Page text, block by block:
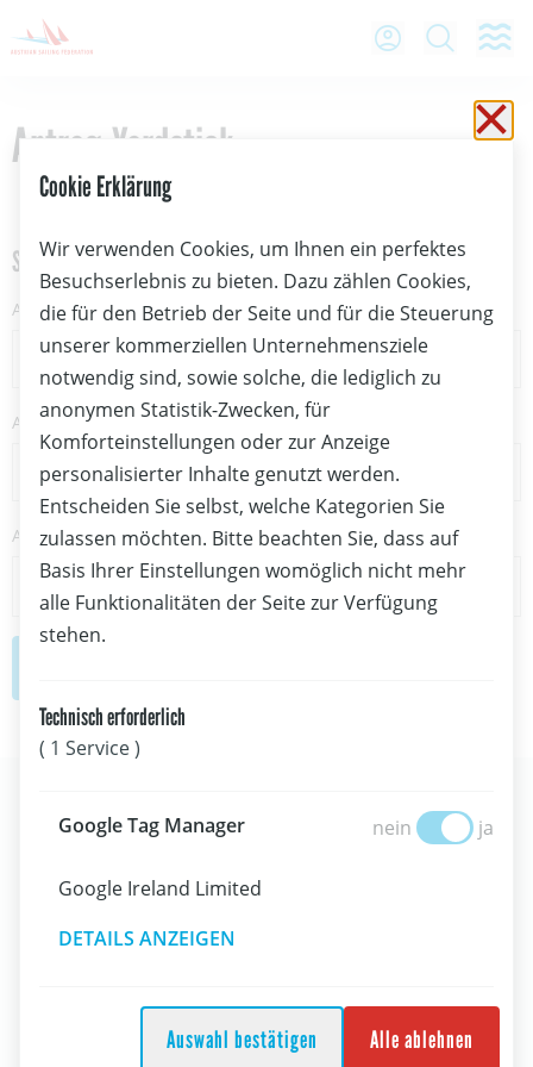
Open
Antrag-Yardstick
Step
Antrag auf Ersteinstufung einer YS-Zahl
Antrag auf Veränderung einer besthenden YS-Zahl:
Antrags Datum:
Kontakt &
Folgt uns:
Newsletteranmeldung
Cookie Erklärung
Wir verwenden Cookies, um Ihnen ein perfektes
Besuchserlebnis zu bieten. Dazu zählen Cookies,
die für den Betrieb der Seite und für die Steuerung
unserer kommerziellen Unternehmensziele
notwendig sind, sowie solche, die lediglich zu
anonymen Statistik-Zwecken, für
Komforteinstellungen oder zur Anzeige
personalisierter Inhalte genutzt werden.
Entscheiden Sie selbst, welche Kategorien Sie
zulassen möchten. Bitte beachten Sie, dass auf
Basis Ihrer Einstellungen womöglich nicht mehr
alle Funktionalitäten der Seite zur Verfügung
stehen.
Technisch erforderlich
( 1 Service )
Google Tag Manager nein
Google Tag ja
Google Ireland Limited
DETAILS ANZEIGEN
Auswahl bestätigen Alle ablehnen